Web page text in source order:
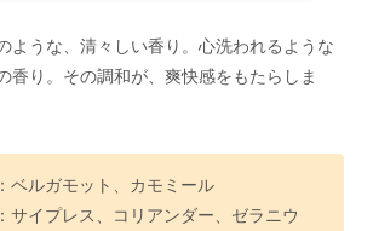
ような、清々しい香り。心洗われるような
香り。その調和が、爽快感をもたらしま
ベルガモット、カモミール
サイプレス、コリアンダー、ゼラニウ